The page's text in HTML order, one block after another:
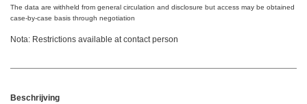
The data are withheld from general circulation and disclosure but access may be obtained on
case-by-case basis through negotiation
Nota: Restrictions available at contact person
Beschrijving